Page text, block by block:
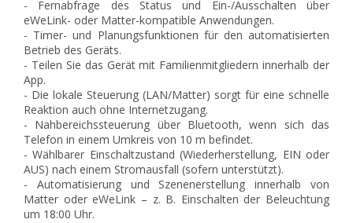
- Fernabfrage des Status und Ein-/Ausschalten über
eWeLink- oder Matter-kompatible Anwendungen.
- Timer- und Planungsfunktionen für den automatisierten
Betrieb des Geräts.
- Teilen Sie das Gerät mit Familienmitgliedern innerhalb der
App.
- Die lokale Steuerung (LAN/Matter) sorgt für eine schnelle
Reaktion auch ohne Internetzugang.
- Nahbereichssteuerung über Bluetooth, wenn sich das
Telefon in einem Umkreis von 10 m befindet.
- Wählbarer Einschaltzustand (Wiederherstellung, EIN oder
AUS) nach einem Stromausfall (sofern unterstützt).
- Automatisierung und Szenenerstellung innerhalb von
Matter oder eWeLink – z. B. Einschalten der Beleuchtung
um 18:00 Uhr.